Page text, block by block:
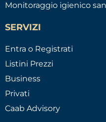
Monitoraggio igienico
SERVIZI
Entra o Registrati
Listini Prezzi
Business
Privati
Caab Advisory